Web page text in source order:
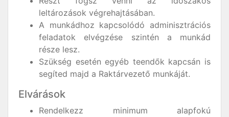
leltározások végrehajtásában.
A munkádhoz kapcsolódó adminisztrációs
feladatok elvégzése szintén a munkád
része lesz.
Szükség esetén egyéb teendők kapcsán is
segíted majd a Raktárvezető munkáját.
Elvárások
Rendelkezz minimum alapfokú